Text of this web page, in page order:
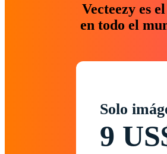
Vecteezy es
en todo el
Solo
9